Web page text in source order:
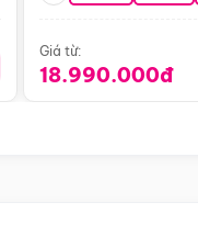
Giá từ:
18.990.000đ